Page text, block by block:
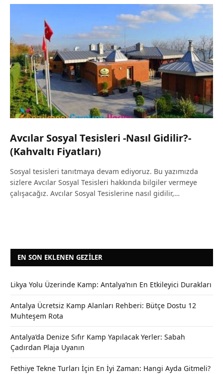
Avcılar Sosyal Tesisleri -Nasıl Gidilir?-
(Kahvaltı Fiyatları)
Sosyal tesisleri tanıtmaya devam ediyoruz. Bu yazımızda
sizlere Avcılar Sosyal Tesisleri hakkında bilgiler vermeye
çalışacağız. Avcılar Sosyal Tesislerine nasıl gidilir,…
EN SON EKLENEN GEZILER
Likya Yolu Üzerinde Kamp: Antalya’nın En Etkileyici Durakları
Antalya Ücretsiz Kamp Alanları Rehberi: Bütçe Dostu 12
Muhteşem Rota
Antalya’da Denize Sıfır Kamp Yapılacak Yerler: Sabah
Çadırdan Plaja Uyanın
Fethiye Tekne Turları İçin En İyi Zaman: Hangi Ayda Gitmeli?